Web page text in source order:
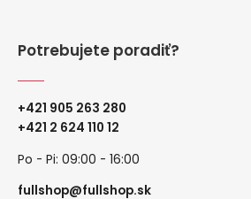
Potrebujete poradiť?
+421 905 263 280
+421 2 624 110 12
Po - Pi: 09:00 - 16:00
fullshop@fullshop.sk